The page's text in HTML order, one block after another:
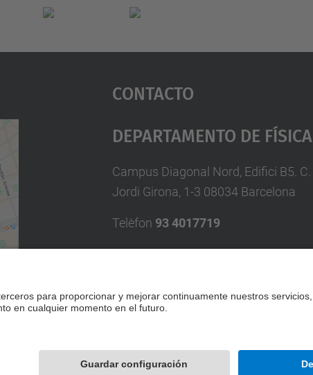
Contacto
Departamento De Física
Campus Diagonal Nord, Edifici B5. C.
Jordi Girona, 1-3 08034 Barcelona
Telèfon 93 4017719
A/e usd.utgcnticupc.edu